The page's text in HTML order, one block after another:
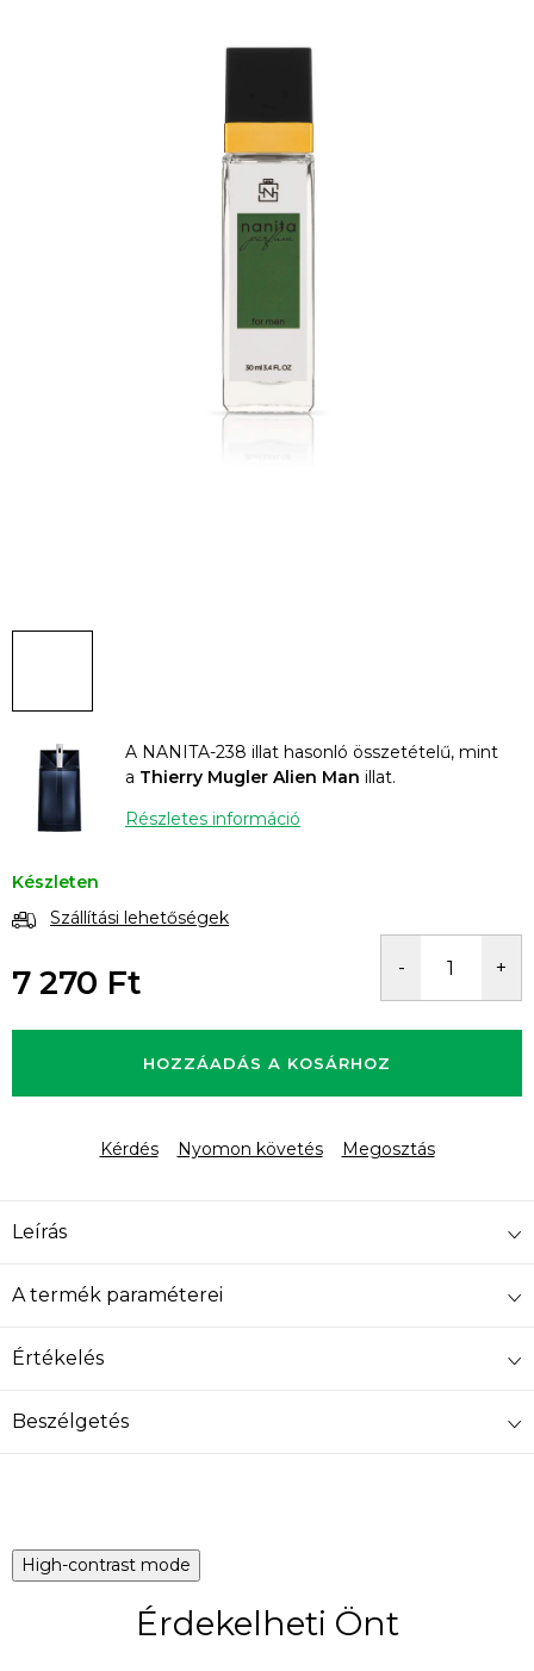
A NANITA-238 illat hasonló összetételű, mint
a Thierry Mugler Alien Man illat.
Részletes információ
Készleten
Szállítási lehetőségek
7 270 Ft
HOZZÁADÁS A KOSÁRHOZ
Kérdés Nyomon követés Megosztás
Leírás
A termék paraméterei
Értékelés
Beszélgetés
High-contrast mode
Érdekelheti Önt